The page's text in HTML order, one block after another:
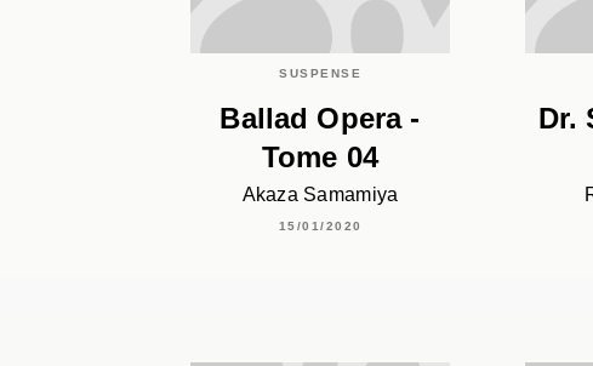
SUSPENSE
Ballad Opera -
Tome 04
Akaza Samamiya
15/01/2020
Dr.